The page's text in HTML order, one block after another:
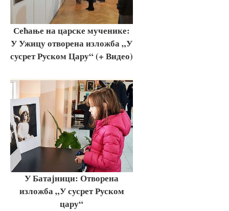
Сећање на царске мученике:
У Ужицу отворена изложба „У
сусрет Руском Цару“ (+ Видео)
У Батајници: Отворена
изложба „У сусрет Руском
цару“